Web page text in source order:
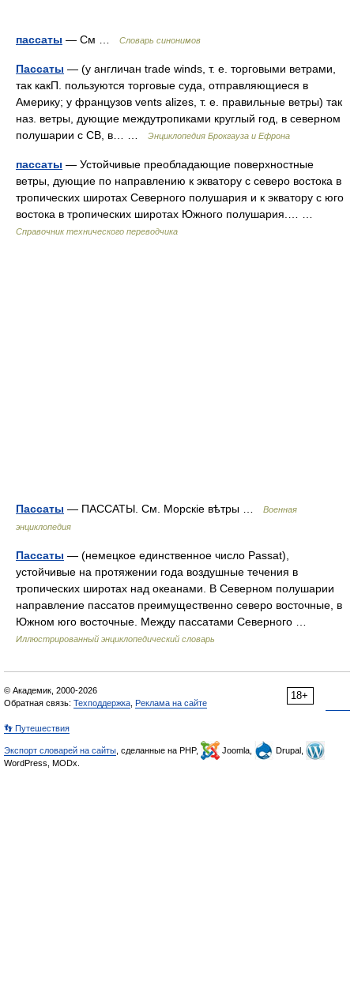
пассаты — См … Словарь синонимов
Пассаты — (у англичан trade winds, т. е. торговыми ветрами,
так какП. пользуются торговые суда, отправляющиеся в
Америку; у французов vents alizes, т. е. правильные ветры) так
наз. ветры, дующие междутропиками круглый год, в северном
полушарии с СВ, в… …
Энциклопедия Брокгауза и Ефрона
пассаты — Устойчивые преобладающие поверхностные
ветры, дующие по направлению к экватору с северо востока в
тропических широтах Северного полушария и к экватору с юго
востока в тропических широтах Южного полушария.… …
Справочник технического переводчика
Пассаты — ПАССАТЫ. См. Морскіе вѣтры …
Военная
энциклопедия
Пассаты — (немецкое единственное число Passat),
устойчивые на протяжении года воздушные течения в
тропических широтах над океанами. В Северном полушарии
направление пассатов преимущественно северо восточные, в
Южном юго восточные. Между пассатами Северного …
Иллюстрированный энциклопедический словарь
18+
© Академик, 2000-2026
Обратная связь: Техподдержка Реклама на сайте
👣 Путешествия
Экспорт словарей на сайты , сделанные на PHP, Joomla,
Drupal,
WordPress, MODx.